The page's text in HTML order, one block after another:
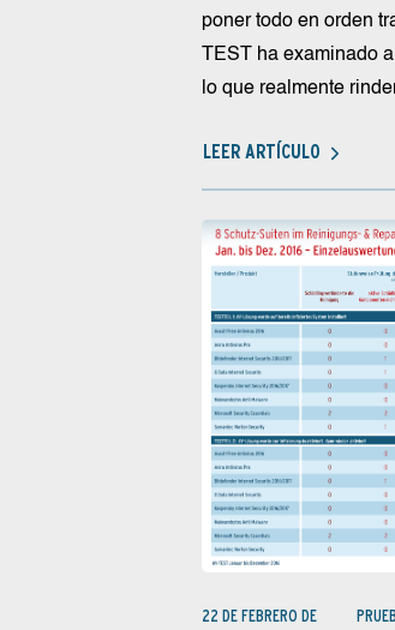
poner todo en orden
TEST ha examinado
lo que realmente
LEER ARTÍCULO
22 DE FEBRERO DE